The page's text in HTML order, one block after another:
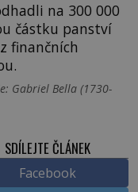
na 300 000
částku panství
finančních
Gabriel Bella (1730-
SDÍLEJTE ČLÁNEK
Facebook